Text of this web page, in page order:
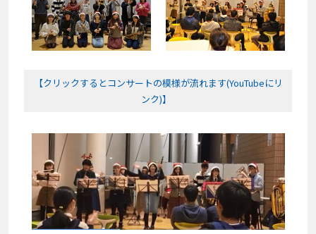
【クリックするとコンサートの模様が流れます(YouTubeにリ
ンク)】